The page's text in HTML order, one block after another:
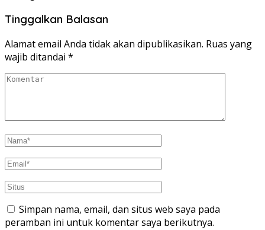
Tinggalkan Balasan
Alamat email Anda tidak akan dipublikasikan. Ruas yang
wajib ditandai *
Simpan nama, email, dan situs web saya pada
peramban ini untuk komentar saya berikutnya.